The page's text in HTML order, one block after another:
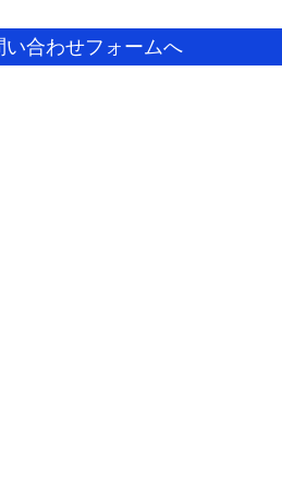
い合わせフォームへ